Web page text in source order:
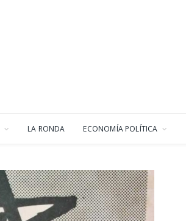
LA RONDA ECONOMÍA POLÍTICA